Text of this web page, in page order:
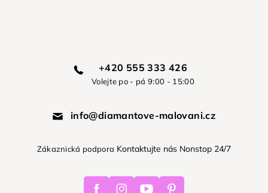
+420 555 333 426
Volejte po - pá 9:00 - 15:00
info@diamantove-malovani.cz
Zákaznická podpora Kontaktujte nás Nonstop 24/7
FacebookInstagramYoutube Pinterest